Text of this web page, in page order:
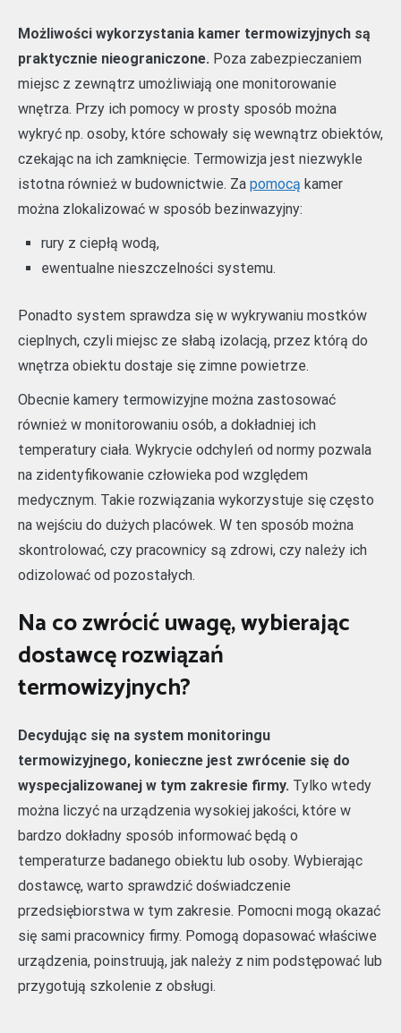
Możliwości wykorzystania kamer termowizyjnych są
praktycznie nieograniczone. Poza zabezpieczaniem
miejsc z zewnątrz umożliwiają one monitorowanie
wnętrza. Przy ich pomocy w prosty sposób można
wykryć np. osoby, które schowały się wewnątrz obiektów,
czekając na ich zamknięcie. Termowizja jest niezwykle
istotna również w budownictwie. Za pomocą kamer
można zlokalizować w sposób bezinwazyjny:
rury z ciepłą wodą,
ewentualne nieszczelności systemu.
Ponadto system sprawdza się w wykrywaniu mostków
cieplnych, czyli miejsc ze słabą izolacją, przez którą do
wnętrza obiektu dostaje się zimne powietrze.
Obecnie kamery termowizyjne można zastosować
również w monitorowaniu osób, a dokładniej ich
temperatury ciała. Wykrycie odchyleń od normy pozwala
na zidentyfikowanie człowieka pod względem
medycznym. Takie rozwiązania wykorzystuje się często
na wejściu do dużych placówek. W ten sposób można
skontrolować, czy pracownicy są zdrowi, czy należy ich
odizolować od pozostałych.
Na co zwrócić uwagę, wybierając
dostawcę rozwiązań
termowizyjnych?
Decydując się na system monitoringu
termowizyjnego, konieczne jest zwrócenie się do
wyspecjalizowanej w tym zakresie firmy. Tylko wtedy
można liczyć na urządzenia wysokiej jakości, które w
bardzo dokładny sposób informować będą o
temperaturze badanego obiektu lub osoby. Wybierając
dostawcę, warto sprawdzić doświadczenie
przedsiębiorstwa w tym zakresie. Pomocni mogą okazać
się sami pracownicy firmy. Pomogą dopasować właściwe
urządzenia, poinstruują, jak należy z nim podstępować lub
przygotują szkolenie z obsługi.